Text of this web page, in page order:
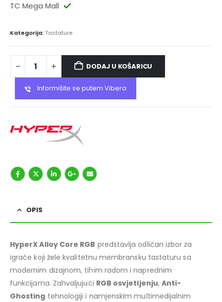
TC Mega Mall
Kategorija:Tastature
DODAJ U KOŠARICU
Informišite se putem Vibera
OPIS
HyperX Alloy Core RGB predstavlja odličan izbor za
igrače koji žele kvalitetnu membransku tastaturu sa
modernim dizajnom, tihim radom i naprednim
funkcijama. Zahvaljujući RGB osvjetljenju,Anti-
Ghosting tehnologiji i namjenskim multimedijalnim